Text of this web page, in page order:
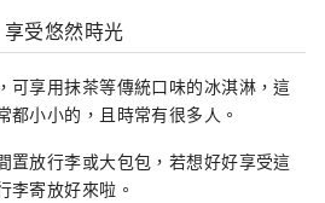
受悠然時光
可享用抹茶等傳統口味的冰淇淋，這
都小小的，且時常有很多人。
置放行李或大包包，若想好好享受這
李寄放好來啦。